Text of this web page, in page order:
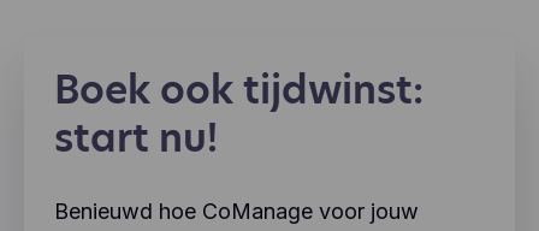
Boek ook tijdwinst:
start nu!
Benieuwd hoe CoManage voor jouw